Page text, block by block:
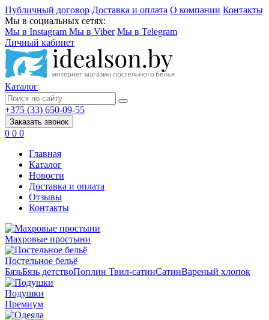
Публичный договор Доставка и оплата О компании Контакты
Мы в социальных сетях:
Мы в Instagram Мы в Viber Мы в Telegram
Личный кабинет
Каталог
+375 (33) 650-09-55
Заказать звонок
0 0 0
Главная
Каталог
Новости
Доставка и оплата
Отзывы
Контакты
Махровые простыни
Постельное бельё
БязьБязь детствоПоплин Твил-сатинСатинВареный хлопок
Подушки
Премиум